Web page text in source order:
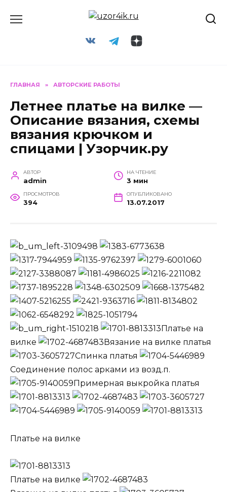
ГЛАВНАЯ » АВТОРСКИЕ РАБОТЫ
Летнее платье на вилке —
Описание вязания, схемы
вязания крючком и
спицами | Узорчик.ру
АВТОР
admin
НА ЧТЕНИЕ
3 мин
ПРОСМОТРОВ
394
ОПУБЛИКОВАНО
13.07.2017
Платье на
вилке
Вязание на вилке платья
Спинка платья
Соединение полос арками из возд.п.
Примерная выкройка платья
Платье на вилке
Платье на вилке